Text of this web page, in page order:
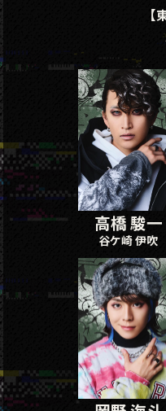
【
高橋 駿一
谷ケ崎 伊吹